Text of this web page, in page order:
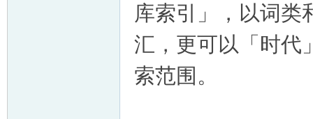
库索引」，以词类
汇，更可以「时代
索范围。